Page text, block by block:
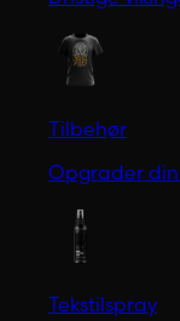
Tilbehør
Opgrader din
Tekstilspray